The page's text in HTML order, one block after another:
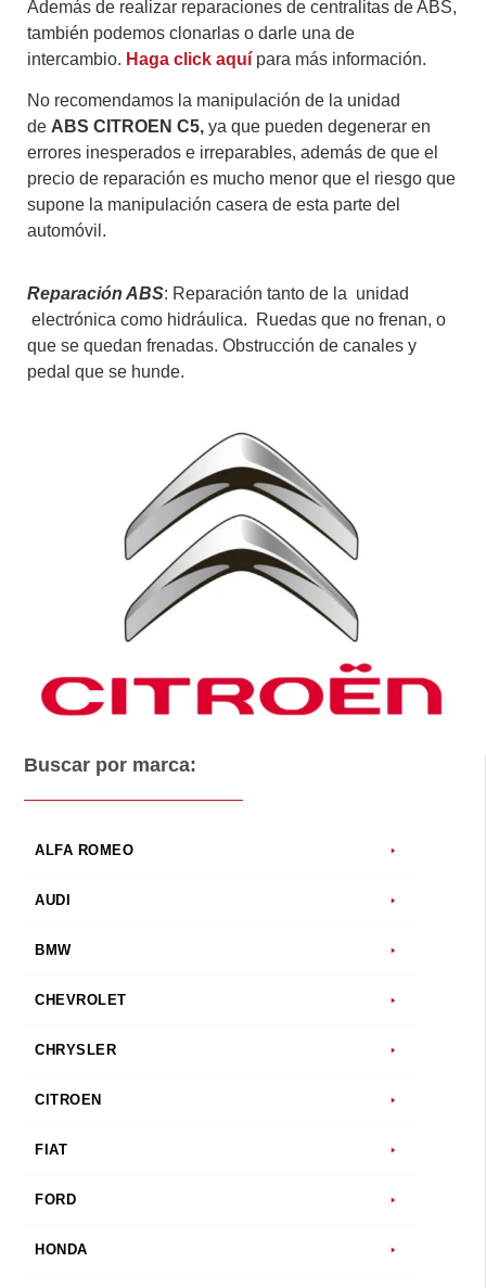
Buscar por marca:
ALFA ROMEO
AUDI
BMW
CHEVROLET
CHRYSLER
CITROEN
FIAT
FORD
HONDA
Además de realizar reparaciones de centralitas de ABS,
también podemos clonarlas o darle una de
intercambio. Haga click aquí para más información.
No recomendamos la manipulación de la unidad
de ABS CITROEN C5, ya que pueden degenerar en
errores inesperados e irreparables, además de que el
precio de reparación es mucho menor que el riesgo que
supone la manipulación casera de esta parte del
automóvil.
Reparación ABS: Reparación tanto de la unidad
electrónica como hidráulica. Ruedas que no frenan, o
que se quedan frenadas. Obstrucción de canales y
pedal que se hunde.